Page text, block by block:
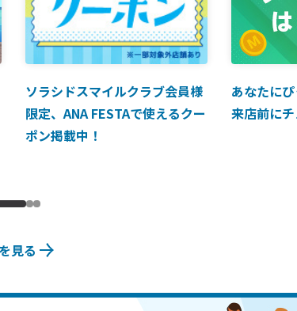
ソラシドスマイルクラブ会員様
限定、ANA FESTAで使えるクー
ポン掲載中！
あなたに
来店前にチ
見る